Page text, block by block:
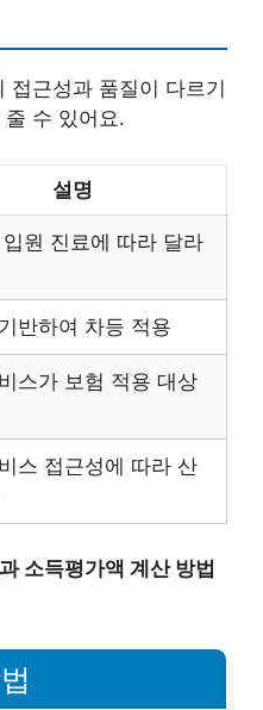
접근성과 품질이 다르기
수 있어요.
설명
원 진료에 따라 달라
반하여 차등 적용
스가 보험 적용 대상
스 접근성에 따라 산
소득평가액 계산 방법